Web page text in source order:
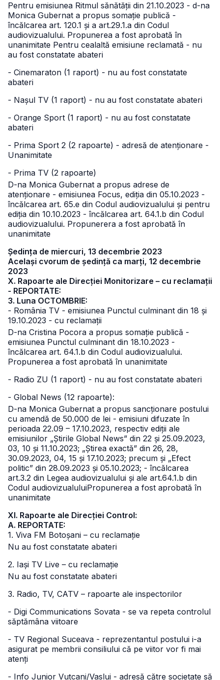
Pentru emisiunea Ritmul sănătății din 21.10.2023 - d-na
Monica Gubernat a propus somație publică -
încălcarea art. 120.1 și a art.29.1.a din Codul
audiovizualului. Propunerea a fost aprobată în
unanimitate Pentru cealaltă emisiune reclamată - nu
au fost constatate abateri
- Cinemaraton (1 raport) - nu au fost constatate
abateri
- Nașul TV (1 raport) - nu au fost constatate abateri
- Orange Sport (1 raport) - nu au fost constatate
abateri
- Prima Sport 2 (2 rapoarte) - adresă de atenționare -
Unanimitate
- Prima TV (2 rapoarte)
D-na Monica Gubernat a propus adrese de
atenționare - emisiunea Focus, ediția din 05.10.2023 -
încălcarea art. 65.e din Codul audiovizualului și pentru
ediția din 10.10.2023 - încălcarea art. 64.1.b din Codul
audiovizualului. Propunerera a fost aprobată în
unanimitate
Ședința de miercuri, 13 decembrie 2023
Același cvorum de ședință ca marți, 12 decembrie
2023
X. Rapoarte ale Direcției Monitorizare – cu reclamații
- REPORTATE:
3. Luna OCTOMBRIE:
- România TV - emisiunea Punctul culminant din 18 și
19.10.2023 - cu reclamații
D-na Cristina Pocora a propus somație publică -
emisiunea Punctul culminant din 18.10.2023 -
încălcarea art. 64.1.b din Codul audiovizualului.
Propunerea a fost aprobată în unanimitate
- Radio ZU (1 raport) - nu au fost constatate abateri
- Global News (12 rapoarte):
D-na Monica Gubernat a propus sancționare postului
cu amendă de 50.000 de lei - emisiuni difuzate în
perioada 22.09 – 17.10.2023, respectiv ediții ale
emisiunilor „Știrile Global News” din 22 și 25.09.2023,
03, 10 și 11.10.2023; „Știrea exactă” din 26, 28,
30.09.2023, 04, 15 și 17.10.2023; precum și „Efect
politic” din 28.09.2023 și 05.10.2023; - încălcarea
art.3.2 din Legea audiovizualului și ale art.64.1.b din
Codul audiovizualuluiPropunerea a fost aprobată în
unanimitate
XI. Rapoarte ale Direcției Control:
A. REPORTATE:
1. Viva FM Botoșani – cu reclamație
Nu au fost constatate abateri
2. Iași TV Live – cu reclamație
Nu au fost constatate abateri
3. Radio, TV, CATV – rapoarte ale inspectorilor
- Digi Communications Sovata - se va repeta controlul
săptămâna viitoare
- TV Regional Suceava - reprezentantul postului i-a
asigurat pe membrii consiliului că pe viitor vor fi mai
atenți
- Info Junior Vuțcani/Vaslui - adresă către societate să